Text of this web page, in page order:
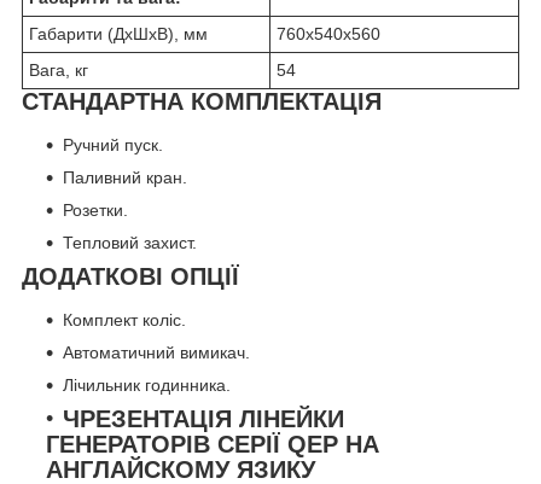
Габарити (ДхШхВ), мм
760х540х560
Вага, кг
54
СТАНДАРТНА КОМПЛЕКТАЦІЯ
Ручний пуск.
Паливний кран.
Розетки.
Тепловий захист.
ДОДАТКОВІ ОПЦІЇ
Комплект коліс.
Автоматичний вимикач.
Лічильник годинника.
ЧРЕЗЕНТАЦІЯ ЛІНЕЙКИ
ГЕНЕРАТОРІВ СЕРІЇ QEP НА
АНГЛАЙСКОМУ ЯЗИКУ